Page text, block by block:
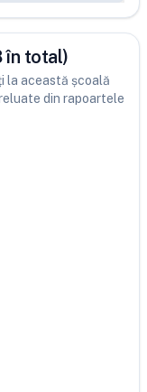
în total)
la această școală
din rapoartele